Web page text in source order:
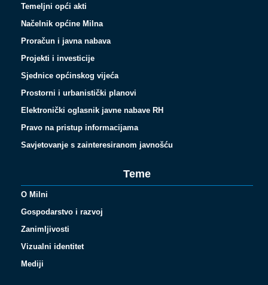
Temeljni opći akti
Načelnik općine Milna
Proračun i javna nabava
Projekti i investicije
Sjednice općinskog vijeća
Prostorni i urbanistički planovi
Elektronički oglasnik javne nabave RH
Pravo na pristup informacijama
Savjetovanje s zainteresiranom javnošću
Teme
O Milni
Gospodarstvo i razvoj
Zanimljivosti
Vizualni identitet
Mediji